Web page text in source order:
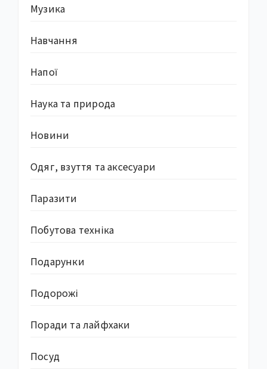
Музика
Навчання
Напої
Наука та природа
Новини
Одяг, взуття та аксесуари
Паразити
Побутова техніка
Подарунки
Подорожі
Поради та лайфхаки
Посуд